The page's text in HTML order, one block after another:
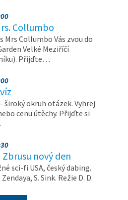
Collumbo
Mrs Collumbo Vás zvou do
Velké Meziříčí
Přijďte…
široký okruh otázek. Vyhrej
cenu útěchy. Přijďte si
nový den
sci-fi USA, český dabing.
S. Sink. Režie D. D.